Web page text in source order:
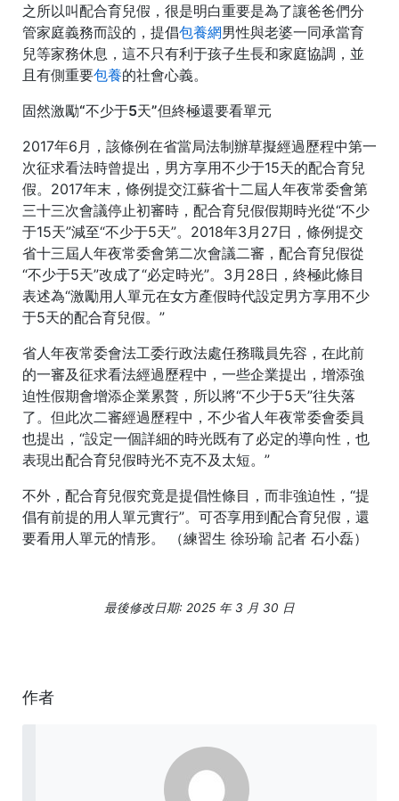
之所以叫配合育兒假，很是明白重要是為了讓爸爸們分
管家庭義務而設的，提倡包養網男性與老婆一同承當育
兒等家務休息，這不只有利于孩子生長和家庭協調，並
且有側重要包養的社會心義。
固然激勵“不少于5天”但終極還要看單元
2017年6月，該條例在省當局法制辦草擬經過歷程中第一
次征求看法時曾提出，男方享用不少于15天的配合育兒
假。2017年末，條例提交江蘇省十二屆人年夜常委會第
三十三次會議停止初審時，配合育兒假假期時光從“不少
于15天”減至“不少于5天”。2018年3月27日，條例提交
省十三屆人年夜常委會第二次會議二審，配合育兒假從
“不少于5天”改成了“必定時光”。3月28日，終極此條目
表述為“激勵用人單元在女方產假時代設定男方享用不少
于5天的配合育兒假。”
省人年夜常委會法工委行政法處任務職員先容，在此前
的一審及征求看法經過歷程中，一些企業提出，增添強
迫性假期會增添企業累贅，所以將“不少于5天”往失落
了。但此次二審經過歷程中，不少省人年夜常委會委員
也提出，“設定一個詳細的時光既有了必定的導向性，也
表現出配合育兒假時光不克不及太短。”
不外，配合育兒假究竟是提倡性條目，而非強迫性，“提
倡有前提的用人單元實行”。可否享用到配合育兒假，還
要看用人單元的情形。 （練習生 徐玢瑜 記者 石小磊）
最後修改日期: 2025 年 3 月 30 日
作者